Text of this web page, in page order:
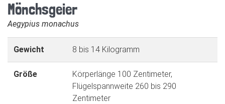
Mönchsgeier
Aegypius monachus
Gewicht 8 bis 14 Kilogramm
Größe
Körperlänge 100 Zentimeter,
Flügelspannweite 260 bis 290
Zentimeter